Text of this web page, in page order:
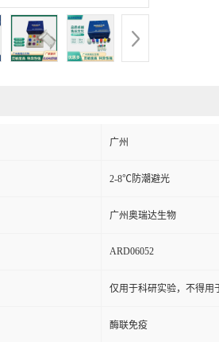
广州
2-8℃防潮避光
广州奥瑞达生物
ARD06052
仅用于科研实验，不得用
酶联免疫